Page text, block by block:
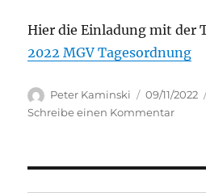
Hier die Einladung mit der
2022 MGV Tagesordnung
Autor
Peter Kaminski
am
09/11/2022
Schreibe einen Kommentarzu